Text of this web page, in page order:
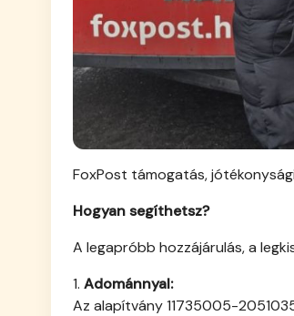
FoxPost támogatás,
Hogyan segíthetsz?
A legapróbb hozzájárulás, a
1. Adománnyal:
Az alapítvány 11735005-